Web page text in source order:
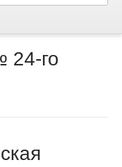
24-го